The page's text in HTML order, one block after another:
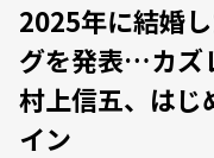
2025年に結婚
グを発表…カズ
村上信五、はじ
イン